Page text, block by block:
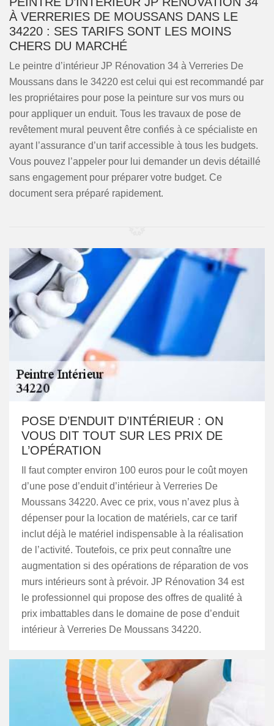
À VERRERIES DE MOUSSANS DANS LE
34220 : SES TARIFS SONT LES MOINS
CHERS DU MARCHÉ
Le peintre d’intérieur JP Rénovation 34 à Verreries De
Moussans dans le 34220 est celui qui est recommandé par
les propriétaires pour pose la peinture sur vos murs ou
pour appliquer un enduit. Tous les travaux de pose de
revêtement mural peuvent être confiés à ce spécialiste en
ayant l’assurance d’un tarif accessible à tous les budgets.
Vous pouvez l’appeler pour lui demander un devis détaillé
sans engagement pour préparer votre budget. Ce
document sera préparé rapidement.
POSE D’ENDUIT D’INTÉRIEUR : ON
VOUS DIT TOUT SUR LES PRIX DE
L’OPÉRATION
Il faut compter environ 100 euros pour le coût moyen
d’une pose d’enduit d’intérieur à Verreries De
Moussans 34220. Avec ce prix, vous n’avez plus à
dépenser pour la location de matériels, car ce tarif
inclut déjà le matériel indispensable à la réalisation
de l’activité. Toutefois, ce prix peut connaître une
augmentation si des opérations de réparation de vos
murs intérieurs sont à prévoir. JP Rénovation 34 est
le professionnel qui propose des offres de qualité à
prix imbattables dans le domaine de pose d’enduit
intérieur à Verreries De Moussans 34220.